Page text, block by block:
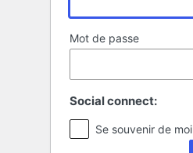
Mot de passe
Social connect:
Se souvenir de moi